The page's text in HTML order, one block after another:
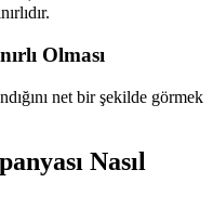
Olması
net bir şekilde görmek
Nasıl